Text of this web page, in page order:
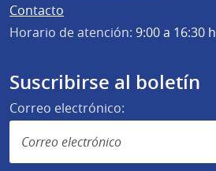
Contacto
Horario de atención: 9:00 a 16:30
Suscribirse al boletín
Correo electrónico: